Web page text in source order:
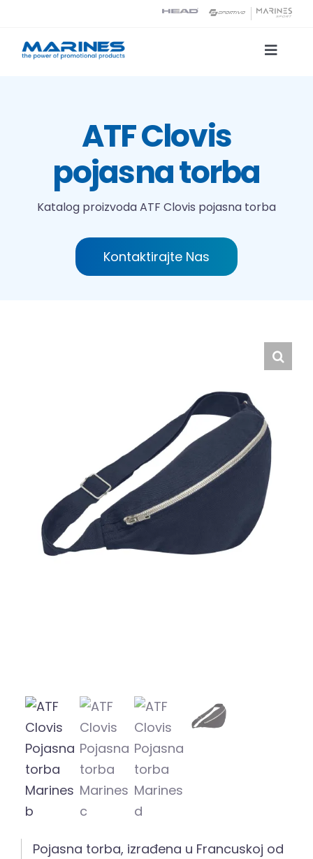
content
Toggle
Tehnologije tiska
O nama
ATF Clovis
pojasna torba
Katalog proizvodaATF Clovis pojasna torba
Kontaktirajte Nas
Pojasna torba, izrađena u Francuskoj od